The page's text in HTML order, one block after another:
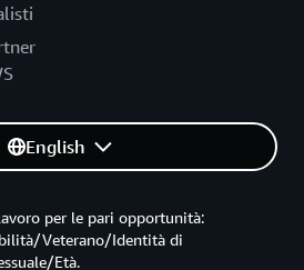
English
per le pari opportunità:
Veterano/Identità di
Età.